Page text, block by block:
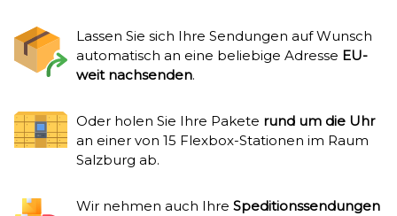
Lassen Sie sich Ihre Sendungen auf Wunsch
automatisch an eine beliebige Adresse EU-
weit nachsenden.
Oder holen Sie Ihre Pakete rund um die Uhr
an einer von 15 Flexbox-Stationen im Raum
Salzburg ab.
Wir nehmen auch Ihre Speditionssendungen